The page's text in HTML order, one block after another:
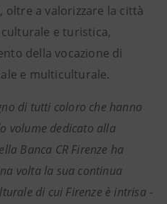
oltre a valorizzare la città
e turistica,
della vocazione di
e multiculturale.
di tutti coloro che hanno
volume dedicato alla
Banca CR Firenze ha
volta la sua continua
di cui Firenze è intrisa-